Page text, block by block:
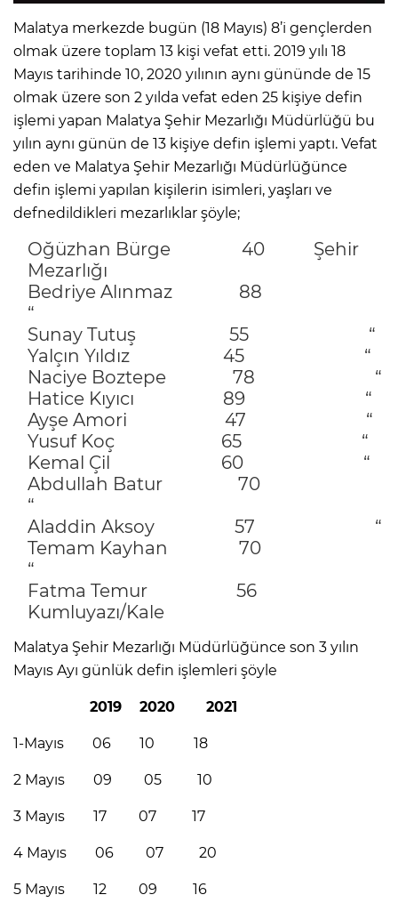
Malatya merkezde bugün (18 Mayıs) 8’i gençlerden
olmak üzere toplam 13 kişi vefat etti. 2019 yılı 18
Mayıs tarihinde 10, 2020 yılının aynı gününde de 15
olmak üzere son 2 yılda vefat eden 25 kişiye defin
işlemi yapan Malatya Şehir Mezarlığı Müdürlüğü bu
yılın aynı günün de 13 kişiye defin işlemi yaptı. Vefat
eden ve Malatya Şehir Mezarlığı Müdürlüğünce
defin işlemi yapılan kişilerin isimleri, yaşları ve
defnedildikleri mezarlıklar şöyle;
Oğüzhan Bürge 40 Şehir
Mezarlığı
Bedriye Alınmaz 88
“
Sunay Tutuş 55 “
Yalçın Yıldız 45 “
Naciye Boztepe 78 “
Hatice Kıyıcı 89 “
Ayşe Amori 47 “
Yusuf Koç 65 “
Kemal Çil 60 “
Abdullah Batur 70
“
Aladdin Aksoy 57 “
Temam Kayhan 70
“
Fatma Temur 56
Kumluyazı/Kale
Malatya Şehir Mezarlığı Müdürlüğünce son 3 yılın
Mayıs Ayı günlük defin işlemleri şöyle
2019 2020 2021
1-Mayıs 06 10 18
2 Mayıs 09 05 10
3 Mayıs 17 07 17
4 Mayıs 06 07 20
5 Mayıs 12 09 16